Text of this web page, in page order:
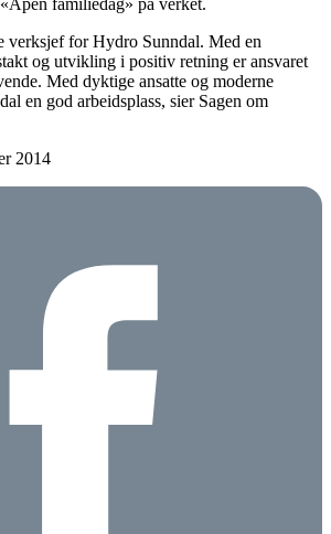
verksjef for Hydro Sunndal. Med en
og utvikling i positiv retning er ansvaret
Med dyktige ansatte og moderne
en god arbeidsplass, sier Sagen om
2014